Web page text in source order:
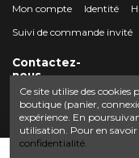
Mon compte Identité
Suivi de commande invité
Contactez-
nous
Crocbois-
50 route de Villefort
contact@crocbois-
Ce site utilise des
boutique (panier,
expérience. En
utilisation. Pour en
confidentialité.